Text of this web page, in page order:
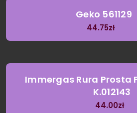
Geko 561129
44.75zł
Immergas Rura Prosta
K.012143
44.00zł